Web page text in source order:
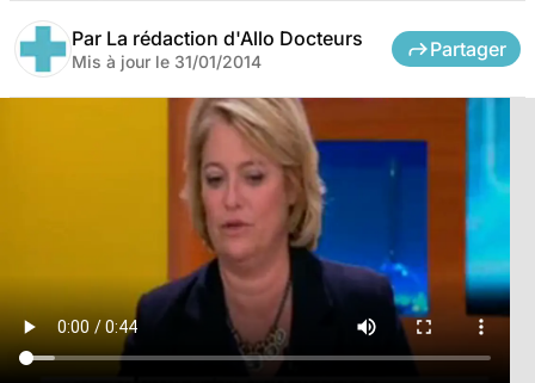
Par La rédaction d'Allo Docteurs
Mis à jour le 31/01/2014
Partager